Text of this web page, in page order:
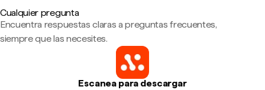
Cualquier pregunta
Encuentra respuestas claras a preguntas frecuentes,
siempre que las necesites.
Escanea para descargar